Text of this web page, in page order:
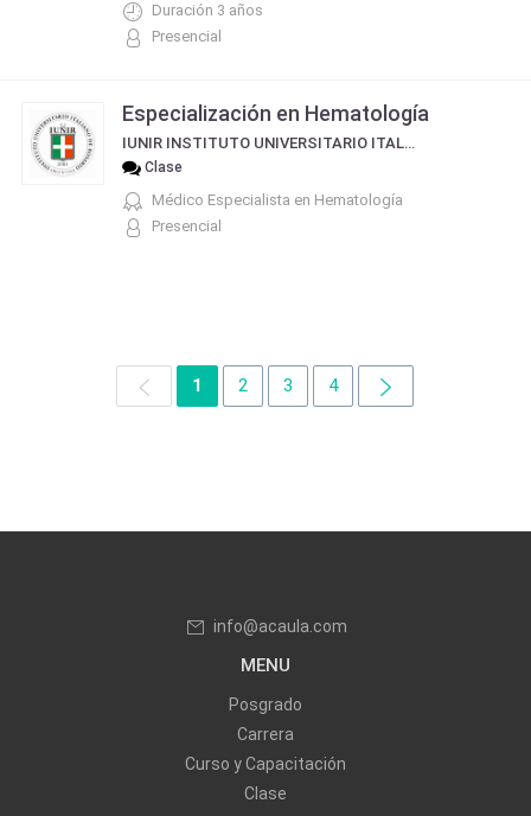
Duración 3 años
Presencial
Especialización en Hematología
IUNIR INSTITUTO UNIVERSITARIO ITALIANO DE ROSARIO
Clase
Médico Especialista en Hematología
Presencial
1 2 3 4
info@acaula.com
MENU
Posgrado
Carrera
Curso y Capacitación
Clase